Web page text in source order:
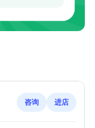
咨询 进店